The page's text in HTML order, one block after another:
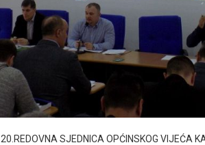
SJEDNICA OPĆINSKOG VIJEĆA